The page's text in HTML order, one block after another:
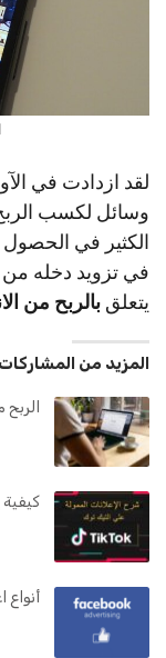
لقد ازدادت في
وسائل لكسب
الكثير في
في تزويد دخله من
يتعلق بالربح من
المزيد من المشاركات
أنواع